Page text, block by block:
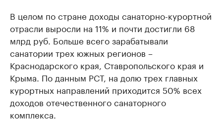
В целом по стране доходы санаторно-курортной
отрасли выросли на 11% и почти достигли 68
млрд руб. Больше всего зарабатывали
санатории трех южных регионов –
Краснодарского края, Ставропольского края и
Крыма. По данным РСТ, на долю трех главных
курортных направлений приходится 50% всех
доходов отечественного санаторного
комплекса.